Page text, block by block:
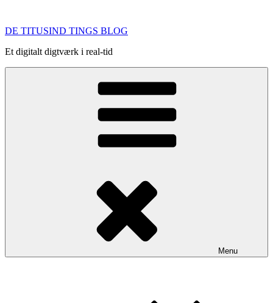
indhold
DE TITUSIND TINGS BLOG
Et digitalt digtværk i real-tid
Menu